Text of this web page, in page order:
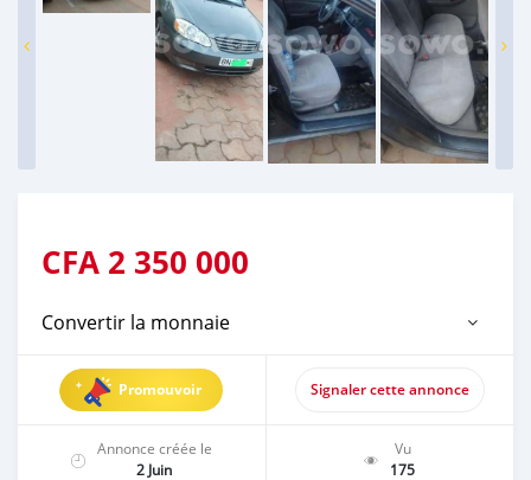
CFA 2 350 000
Convertir la monnaie
Promouvoir Signaler cette annonce
Annonce créée le
2 Juin
Vu
175